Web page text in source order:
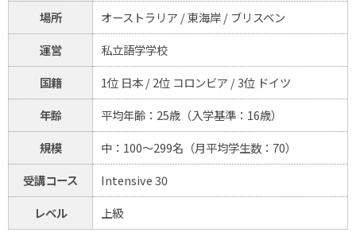
場所
オーストラリア / 東海岸 / ブリスベン
運営
私立語学学校
国籍
1位 日本 / 2位 コロンビア / 3位 ドイツ
年齢
平均年齢：25歳（入学基準：16歳）
規模
中：100～299名（月平均学生数：70）
受講コース
Intensive 30
レベル
上級